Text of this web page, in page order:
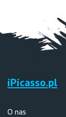
iPicasso.pl
O nas